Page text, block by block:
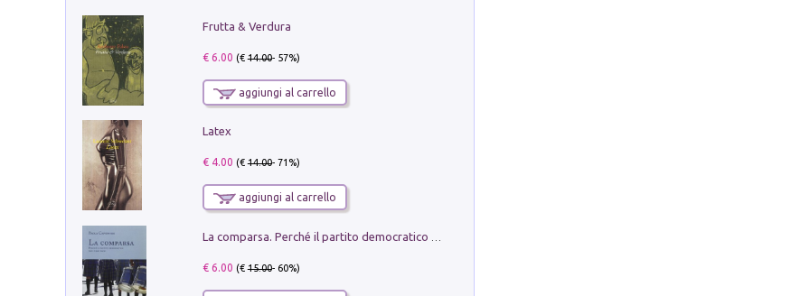
Frutta & Verdura
€ 6.00 (€14.00- 57%)
aggiungi al carrello
Latex
€ 4.00 (€14.00- 71%)
aggiungi al carrello
€ 6.00 (€15.00- 60%)